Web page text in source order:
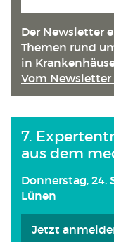
Der Newsletter
Themen rund
in
Vom
7.
aus dem
Donnerstag, 24.
Lünen
Jetzt